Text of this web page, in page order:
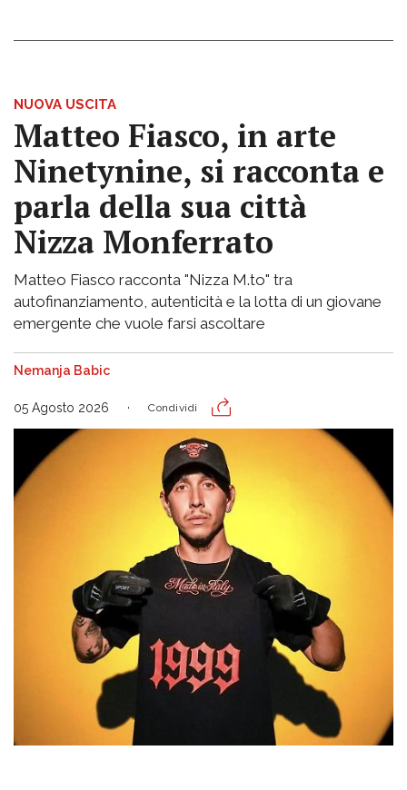
NUOVA USCITA
Matteo Fiasco, in arte
Ninetynine, si racconta e
parla della sua città
Nizza Monferrato
Matteo Fiasco racconta "Nizza M.to" tra
autofinanziamento, autenticità e la lotta di un giovane
emergente che vuole farsi ascoltare
Nemanja Babic
05 Agosto 2026 Condividi